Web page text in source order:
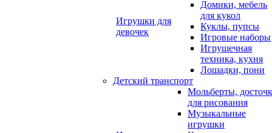
Игрушки для
девочек
Домики, мебель
для кукол
Куклы, пупсы
Игровые наборы
Игрушечная
техника, кухня
Лошадки, пони
Детский транспорт
Мольберты,
для рисования
Музыкальные
игрушки